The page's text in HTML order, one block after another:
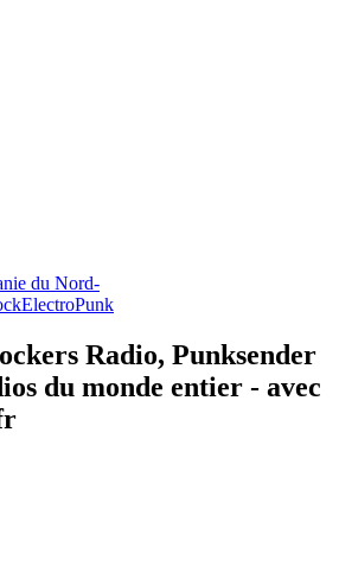
du Nord-
ElectroPunk
Radio, Punksender
du monde entier - avec